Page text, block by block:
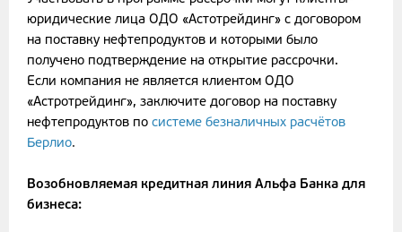
юридические лица ОДО «Астотрейдинг» с договором
на поставку нефтепродуктов и которыми было
получено подтверждение на открытие рассрочки.
Если компания не является клиентом ОДО
«Астротрейдинг», заключите договор на поставку
нефтепродуктов по системе безналичных расчётов
Берлио.
Возобновляемая кредитная линия Альфа Банка для
бизнеса: